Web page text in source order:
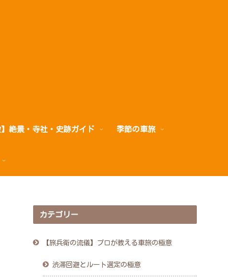
】絶景・寺社・史跡ガイド 季節の車旅
カテゴリー
【旅兵衛の流儀】プロが教える車旅の極意
渋滞回避とルート選定の極意